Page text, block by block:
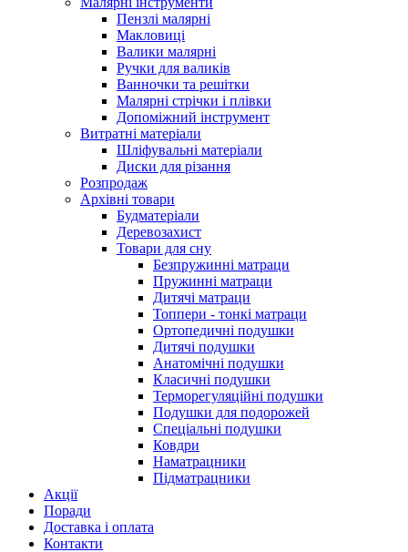
Пензлі малярні
Макловиці
Валики малярні
Ручки для валиків
Ванночки та решітки
Малярні стрічки і плівки
Допоміжний інструмент
Витратні матеріали
Шліфувальні матеріали
Диски для різання
Розпродаж
Архівні товари
Будматеріали
Деревозахист
Товари для сну
Безпружинні матраци
Пружинні матраци
Дитячі матраци
Топпери - тонкі матраци
Ортопедичні подушки
Дитячі подушки
Анатомічні подушки
Класичні подушки
Терморегуляційні подушки
Подушки для подорожей
Спеціальні подушки
Ковдри
Наматрацники
Підматрацники
Акції
Поради
Доставка і оплата
Контакти